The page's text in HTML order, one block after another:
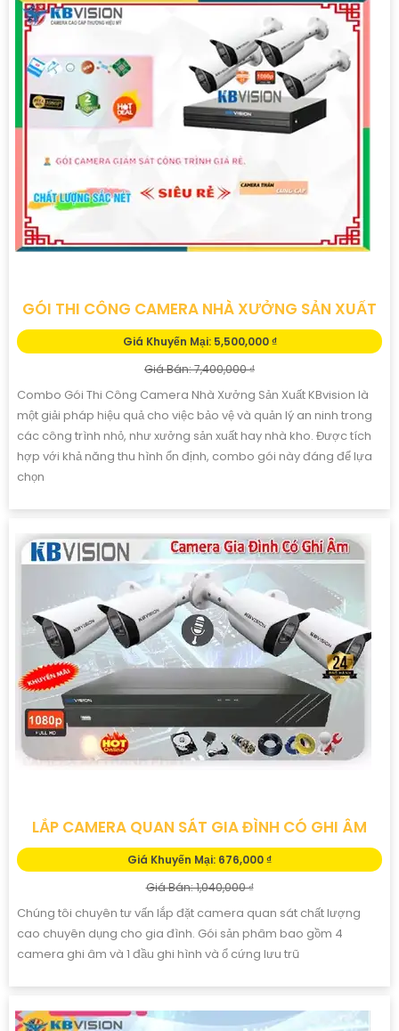
GÓI THI CÔNG CAMERA NHÀ XƯỞNG SẢN XUẤT
Giá Khuyến Mại: 5,500,000 ₫
Giá Bán: 7,400,000 ₫
Combo Gói Thi Công Camera Nhà Xưởng Sản Xuất KBvision là
một giải pháp hiệu quả cho việc bảo vệ và quản lý an ninh trong
các công trình nhỏ, như xưởng sản xuất hay nhà kho. Được tích
hợp với khả năng thu hình ổn định, combo gói này đáng để lựa
chọn
LẮP CAMERA QUAN SÁT GIA ĐÌNH CÓ GHI ÂM
Giá Khuyến Mại: 676,000 ₫
Giá Bán: 1,040,000 ₫
Chúng tôi chuyên tư vấn lắp đặt camera quan sát chất lượng
cao chuyên dụng cho gia đình. Gói sản phâm bao gồm 4
camera ghi âm và 1 đầu ghi hình và ổ cứng lưu trũ